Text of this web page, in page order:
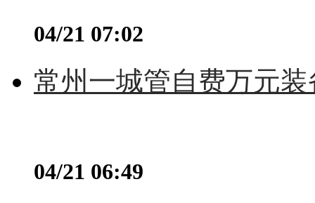
04/21 07:02
常州一城管自费万元
04/21 06:49